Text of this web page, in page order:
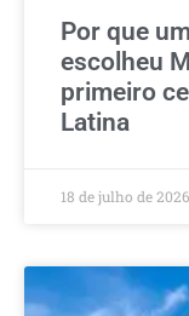
Por que
escolheu
primeiro
Latina
18 de julho de 2026